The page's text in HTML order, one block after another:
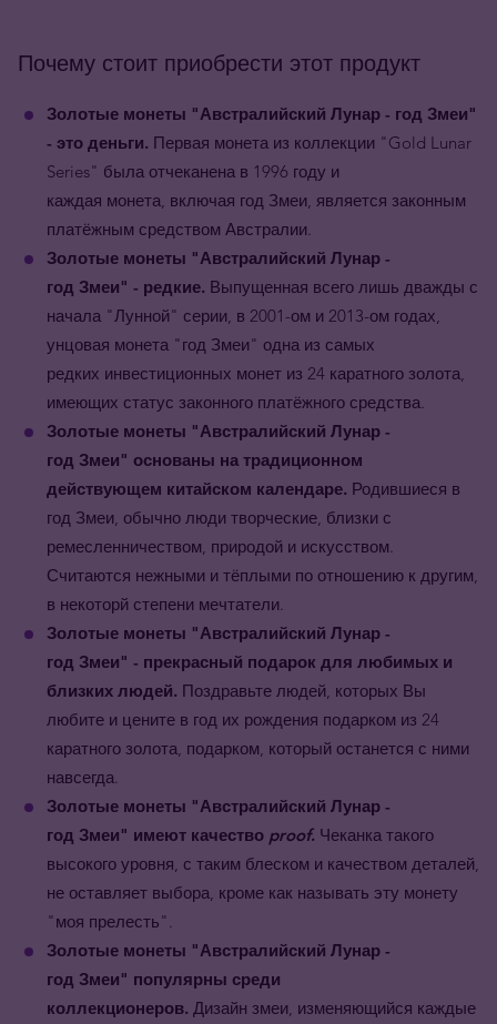
Почему стоит приобрести этот продукт
Золотые монеты "Австралийский Лунар - год Змеи"
- это деньги. Первая монета из коллекции "Gold Lunar
Series" была отчеканена в 1996 году и
каждая монета, включая год Змеи, является законным
платёжным средством Австралии.
Золотые монеты "Австралийский Лунар -
год Змеи" - редкие. Выпущенная всего лишь дважды с
начала "Лунной" серии, в 2001-ом и 2013-ом годах,
унцовая монета "год Змеи" одна из самых
редких инвестиционных монет из 24 каратного золота,
имеющих статус законного платёжного средства.
Золотые монеты "Австралийский Лунар -
год Змеи" основаны на традиционном
действующем китайском календаре. Родившиеся в
год Змеи, обычно люди творческие, близки с
ремесленничеством, природой и искусством.
Считаются нежными и тёплыми по отношению к другим,
в некоторй степени мечтатели.
Золотые монеты "Австралийский Лунар -
год Змеи" - прекрасный подарок для любимых и
близких людей. Поздравьте людей, которых Вы
любите и цените в год их рождения подарком из 24
каратного золота, подарком, который останется с ними
навсегда.
Золотые монеты "Австралийский Лунар -
год Змеи" имеют качество proof. Чеканка такого
высокого уровня, с таким блеском и качеством деталей,
не оставляет выбора, кроме как называть эту монету
"моя прелесть".
Золотые монеты "Австралийский Лунар -
год Змеи" популярны среди
коллекционеров. Дизайн змеи, изменяющийся каждые